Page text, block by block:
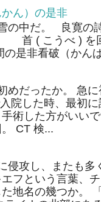
ん）の是非
の中だ。 良寛の
( こうべ ) を回
非看破（かん
めだったか。 急
院した時、最初
手術した方がい
CT 検...
侵攻し、またも
フという言葉、
地名の幾つか。